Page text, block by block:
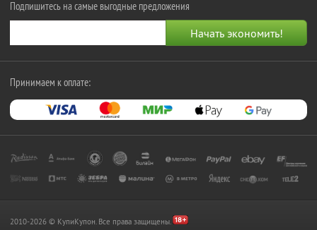
Подпишитесь на самые выгодные предложения
Принимаем к оплате:
2010-2026 © КупиКупон. Все права защищены.